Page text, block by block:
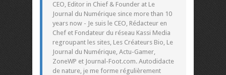
CEO, Editor in Chief & Founder at Le
Journal du Numérique since more than 10
years now - Je suis le CEO, Rédacteur en
Chef et Fondateur du réseau Kassi Media
regroupant les sites, Les Créateurs Bio, Le
Journal du Numérique, Actu-Gamer,
ZoneWP et Journal-Foot.com. Autodidacte
de nature, je me forme régulièrement